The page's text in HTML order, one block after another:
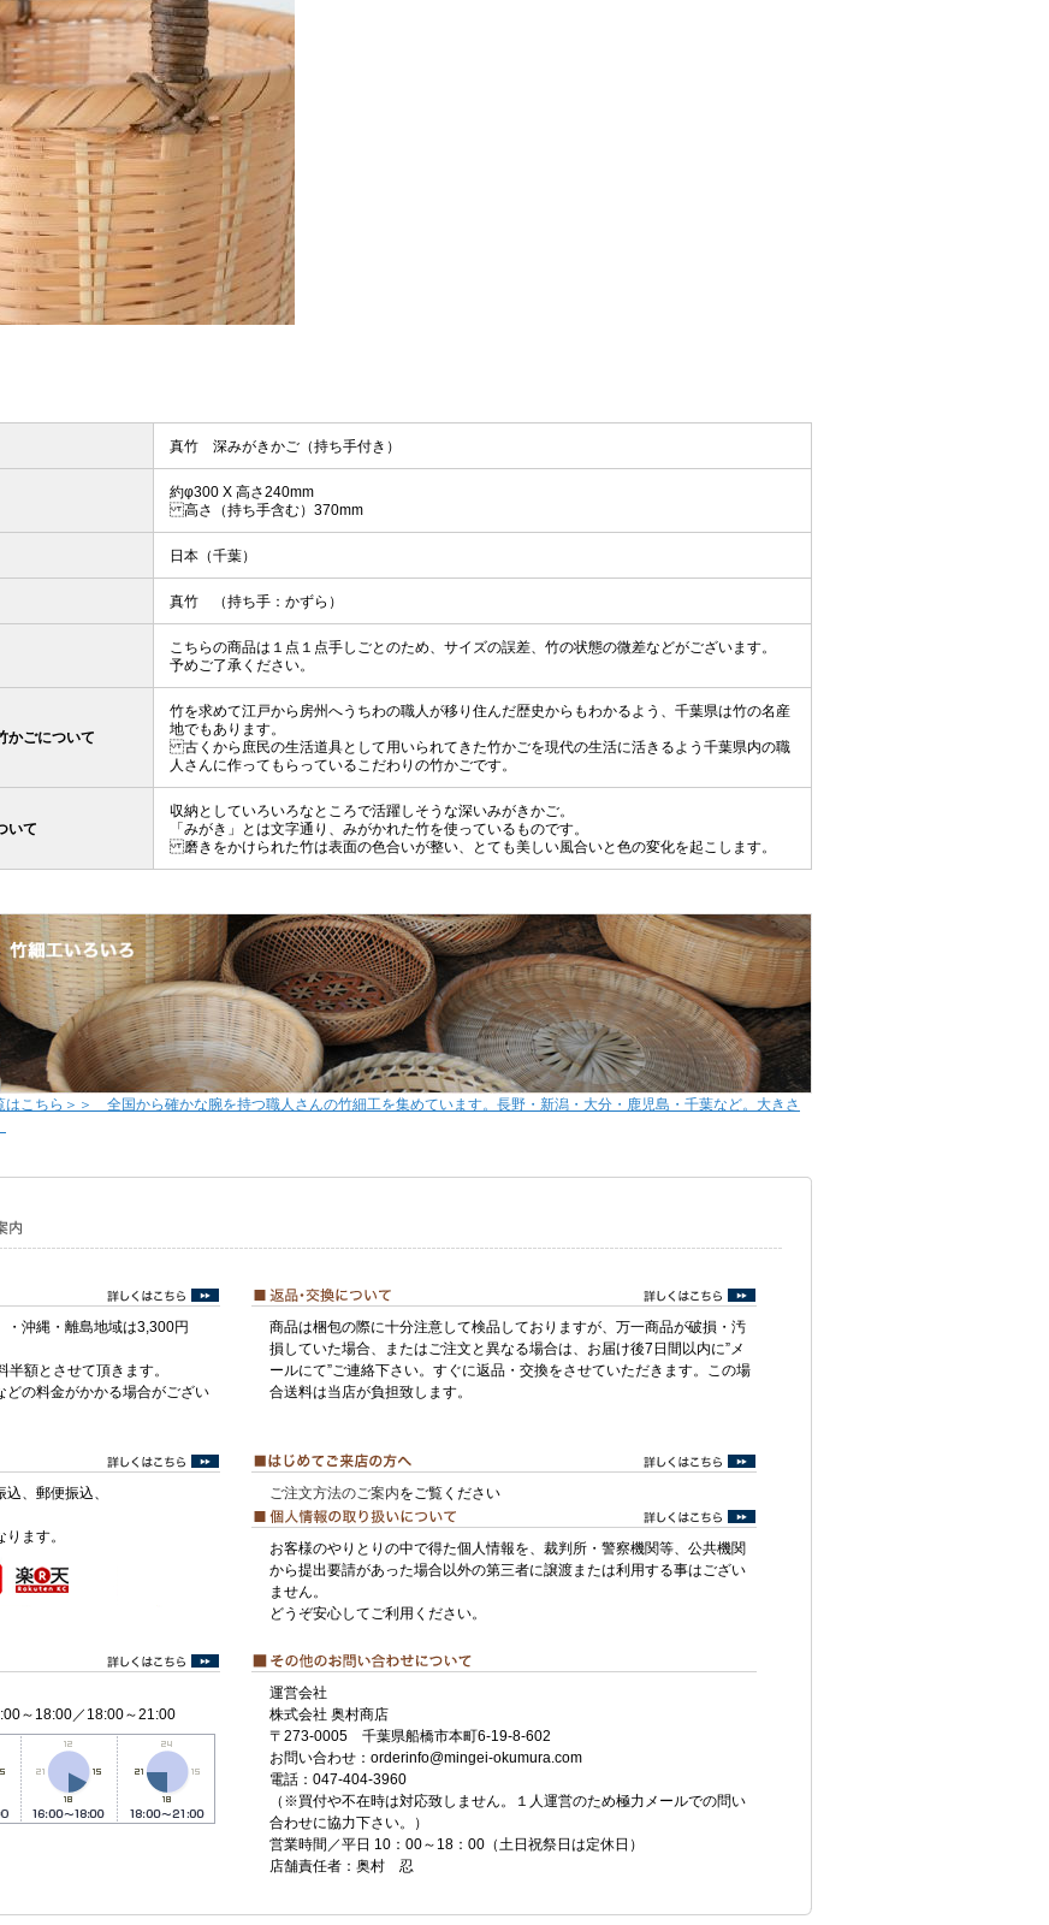
真竹 深みがきかご（持ち手付き）
約φ300 X 高さ240mm
高さ（持ち手含む）370mm
日本（千葉）
真竹 （持ち手：かずら）
こちらの商品は１点１点手しごとのため、サイズの誤差、竹の状態の微差などがございます。
予めご了承ください。
かごについて
竹を求めて江戸から房州へうちわの職人が移り住んだ歴史からもわかるよう、千葉県は竹の名産
地でもあります。
古くから庶民の生活道具として用いられてきた竹かごを現代の生活に活きるよう千葉県内の職
人さんに作ってもらっているこだわりの竹かごです。
いて
収納としていろいろなところで活躍しそうな深いみがきかご。
「みがき」とは文字通り、みがかれた竹を使っているものです。
磨きをかけられた竹は表面の色合いが整い、とても美しい風合いと色の変化を起こします。
はこちら＞＞ 全国から確かな腕を持つ職人さんの竹細工を集めています。長野・新潟・大分・鹿児島・千葉など。大きさ
沖縄・離島地域は3,300円
額とさせて頂きます。
の料金がかかる場合がござい
商品は梱包の際に十分注意して検品しておりますが、万一商品が破損・汚
損していた場合、またはご注文と異なる場合は、お届け後7日間以内に”メ
ールにて”ご連絡下さい。すぐに返品・交換をさせていただきます。この場
合送料は当店が負担致します。
、郵便振込、
ます。
ご注文方法のご案内をご覧ください
お客様のやりとりの中で得た個人情報を、裁判所・警察機関等、公共機関
から提出要請があった場合以外の第三者に譲渡または利用する事はござい
ません。
どうぞ安心してご利用ください。
～18:00／18:00～21:00
運営会社
株式会社 奥村商店
〒273-0005 千葉県船橋市本町6-19-8-602
お問い合わせ：orderinfo@mingei-okumura.com
電話：047-404-3960
（※買付や不在時は対応致しません。１人運営のため極力メールでの問い
合わせに協力下さい。）
営業時間／平日 10：00～18：00（土日祝祭日は定休日）
店舗責任者：奥村 忍